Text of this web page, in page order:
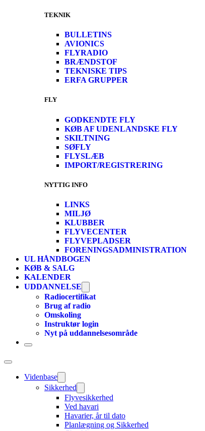
TEKNIK
BULLETINS
AVIONICS
FLYRADIO
BRÆNDSTOF
TEKNISKE TIPS
ERFA GRUPPER
FLY
GODKENDTE FLY
KØB AF UDENLANDSKE FLY
SKILTNING
SØFLY
FLYSLÆB
IMPORT/REGISTRERING
NYTTIG INFO
LINKS
MILJØ
KLUBBER
FLYVECENTER
FLYVEPLADSER
FORENINGSADMINISTRATION
UL HÅNDBOGEN
KØB & SALG
KALENDER
UDDANNELSE
Radiocertifikat
Brug af radio
Omskoling
Instruktør login
Nyt på uddannelsesområde
Videnbase
Sikkerhed
Flyvesikkerhed
Ved havari
Havarier, år til dato
Planlægning og Sikkerhed